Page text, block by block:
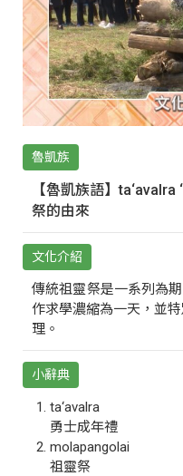
魯凱族
【魯凱族語】
祭的由來
文化介紹
傳統祖靈祭是一系列為
作求學濃縮為一天，並
理。
小辭典
ta‘avalra
勇士成年禮
molapangolai
祖靈祭